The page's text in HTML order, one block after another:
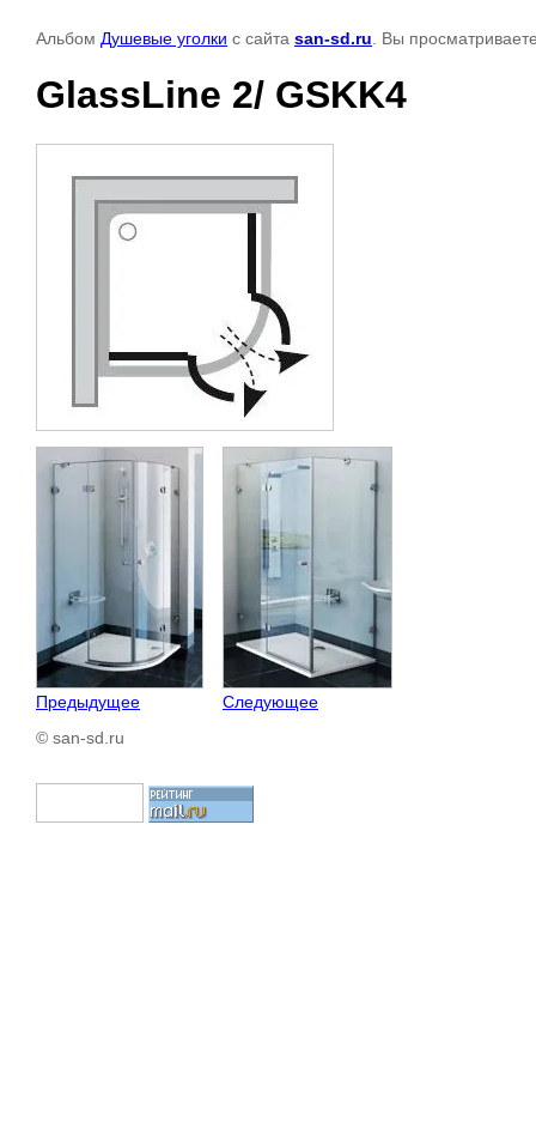
Альбом Душевые уголки с сайта san-sd.ru . Вы
GlassLine 2/ GSKK4
Предыдущее
Следующее
© san-sd.ru